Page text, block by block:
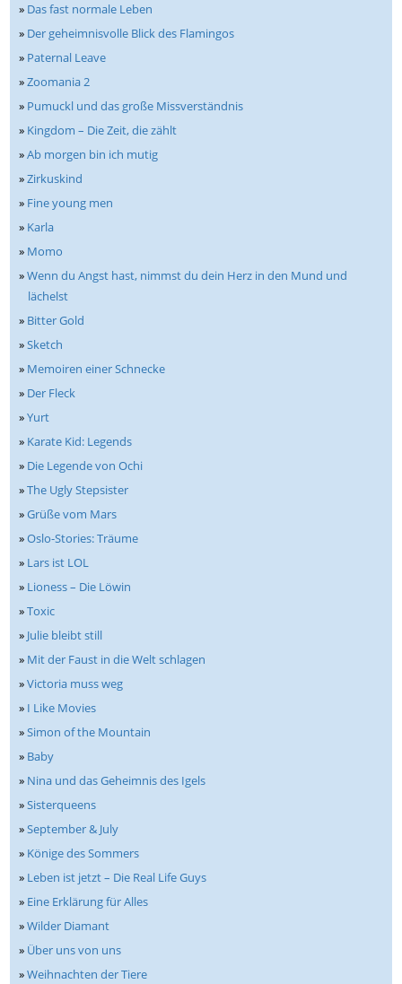
» Das fast normale Leben
» Der geheimnisvolle Blick des Flamingos
» Paternal Leave
»Zoomania 2
» Pumuckl und das große Missverständnis
» Kingdom – Die Zeit, die zählt
»Ab morgen bin ich mutig
»Zirkuskind
» Fine young men
» Karla
» Momo
»Wenn du Angst hast, nimmst du dein Herz in den Mund und
lächelst
» Bitter Gold
»Sketch
» Memoiren einer Schnecke
» Der Fleck
»Yurt
» Karate Kid: Legends
» Die Legende von Ochi
»The Ugly Stepsister
»Grüße vom Mars
»Oslo-Stories: Träume
» Lars ist LOL
» Lioness – Die Löwin
»Toxic
» Julie bleibt still
» Mit der Faust in die Welt schlagen
»Victoria muss weg
» I Like Movies
»Simon of the Mountain
» Baby
» Nina und das Geheimnis des Igels
»Sisterqueens
»September & July
» Könige des Sommers
» Leben ist jetzt – Die Real Life Guys
» Eine Erklärung für Alles
»Wilder Diamant
» Über uns von uns
»Weihnachten der Tiere